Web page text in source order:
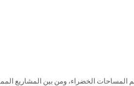
الخضراء، ومن بين المشاريع